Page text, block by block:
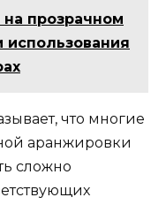
прозрачном
использования
что многие
аранжировки
сложно